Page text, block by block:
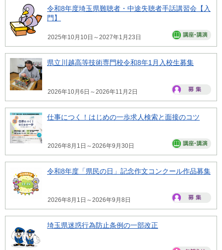
令和8年度埼玉県難聴者・中途失聴者手話講習会【入
門】
2025年10月10日～2027年1月23日
県立川越高等技術専門校令和8年1月入校生募集
2026年10月6日～2026年11月2日
仕事につく！はじめの一歩求人検索と面接のコツ
2026年8月1日～2026年9月30日
令和8年度「県民の日」記念作文コンクール作品募集
2026年8月1日～2026年9月8日
埼玉県迷惑行為防止条例の一部改正